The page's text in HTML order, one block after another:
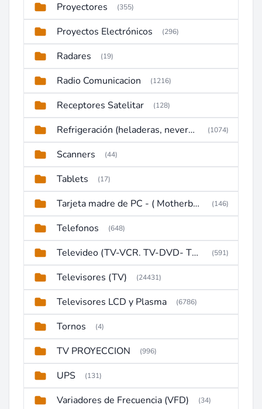
Proyectores (355)
Proyectos Electrónicos (296)
Radares (19)
Radio Comunicacion (1216)
Receptores Satelitar (128)
Refrigeración (heladeras, neveras, congeladores) (1074)
Scanners (44)
Tablets (17)
Tarjeta madre de PC - ( Motherboard ) (146)
Telefonos (648)
Televideo (TV-VCR. TV-DVD- TV-DVD-VCR) (591)
Televisores (TV) (24431)
Televisores LCD y Plasma (6786)
Tornos (4)
TV PROYECCION (996)
UPS (131)
Variadores de Frecuencia (VFD) (34)